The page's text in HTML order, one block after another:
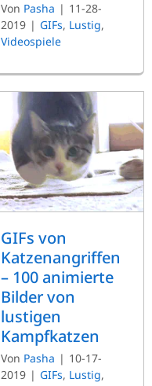
Von Pasha | 11-28-
2019 | GIFs, Lustig,
Videospiele
GIFs von
Katzenangriffen
– 100 animierte
Bilder von
lustigen
Kampfkatzen
Von Pasha | 10-17-
2019 | GIFs, Lustig,